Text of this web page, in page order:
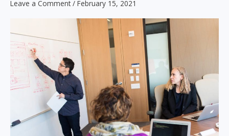
Leave a Comment / February 15, 2021